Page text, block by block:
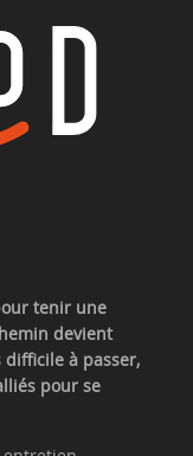
tenir une
devient
à passer,
pour se